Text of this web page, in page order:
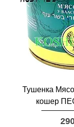
Тушенка
кошер